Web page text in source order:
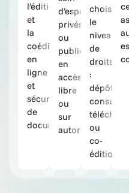
l’édition
et
la
coédition
en
ligne
et
sécurisées
de
documents.
d’espaces
privés
ou
publics,
en
accès
libre
ou
sur
autorisation.
le
niveau
de
droits
:
dépôt,
ou
co-
édition.